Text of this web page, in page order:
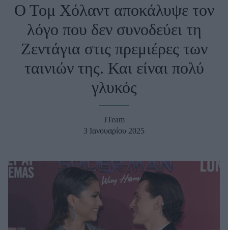
Fashion
Shopping
Styling Tips
Beauty - Ομορφιά
Well being
Ο Τομ Χόλαντ αποκάλυψε τον
λόγο που δεν συνοδεύει τη
Ζεντάγια στις πρεμιέρες των
ταινιών της. Και είναι πολύ
γλυκός
JTeam
3 Ιανουαρίου 2025